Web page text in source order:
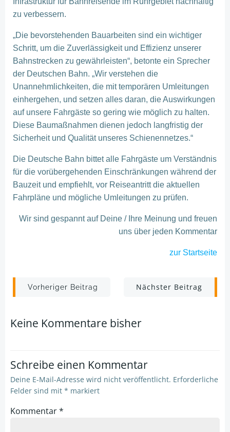
zu verbessern.
„Die bevorstehenden Bauarbeiten sind ein wichtiger
Schritt, um die Zuverlässigkeit und Effizienz unserer
Bahnstrecken zu gewährleisten“, betonte ein Sprecher
der Deutschen Bahn. „Wir verstehen die
Unannehmlichkeiten, die mit temporären Umleitungen
einhergehen, und setzen alles daran, die Auswirkungen
auf unsere Fahrgäste so gering wie möglich zu halten.
Diese Baumaßnahmen dienen jedoch langfristig der
Sicherheit und Qualität unseres Schienennetzes.“
Die Deutsche Bahn bittet alle Fahrgäste um Verständnis
für die vorübergehenden Einschränkungen während der
Bauzeit und empfiehlt, vor Reiseantritt die aktuellen
Fahrpläne und mögliche Umleitungen zu prüfen.
Wir sind gespannt auf Deine / Ihre Meinung und freuen
uns über jeden Kommentar
zur Startseite
Post
navigation
Vorheriger Beitrag
Post
navigation
Nächster Beitrag
Keine Kommentare bisher
Schreibe einen Kommentar
Deine E-Mail-Adresse wird nicht veröffentlicht. Erforderliche
Felder sind mit * markiert
Kommentar*